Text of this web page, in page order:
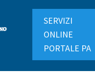
Repubblica
di
SERVIZI
ONLINE
PORTALE PA